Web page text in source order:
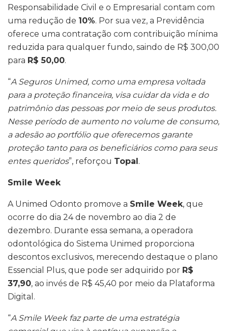
Responsabilidade Civil e o Empresarial contam com
uma redução de 10%. Por sua vez, a Previdência
oferece uma contratação com contribuição mínima
reduzida para qualquer fundo, saindo de R$ 300,00
para R$ 50,00.
“A Seguros Unimed, como uma empresa voltada
para a proteção financeira, visa cuidar da vida e do
patrimônio das pessoas por meio de seus produtos.
Nesse período de aumento no volume de consumo,
a adesão ao portfólio que oferecemos garante
proteção tanto para os beneficiários como para seus
entes queridos”, reforçou Topal .
Smile Week
A Unimed Odonto promove a Smile Week, que
ocorre do dia 24 de novembro ao dia 2 de
dezembro. Durante essa semana, a operadora
odontológica do Sistema Unimed proporciona
descontos exclusivos, merecendo destaque o plano
Essencial Plus, que pode ser adquirido por R$
37,90, ao invés de R$ 45,40 por meio da Plataforma
Digital.
“A Smile Week faz parte de uma estratégia